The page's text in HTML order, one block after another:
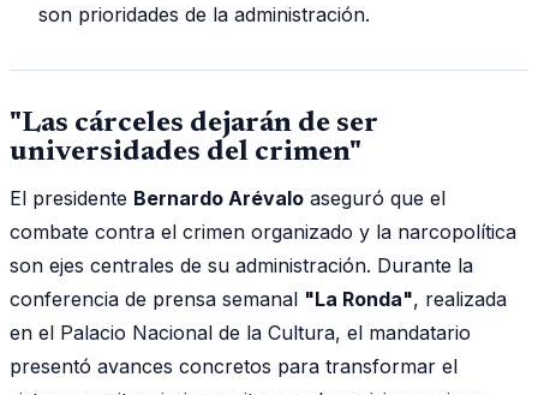
son prioridades de la administración.
"Las cárceles dejarán de ser
universidades del crimen"
El presidente Bernardo Arévalo aseguró que el
combate contra el crimen organizado y la narcopolítica
son ejes centrales de su administración. Durante la
conferencia de prensa semanal "La Ronda", realizada
en el Palacio Nacional de la Cultura, el mandatario
presentó avances concretos para transformar el